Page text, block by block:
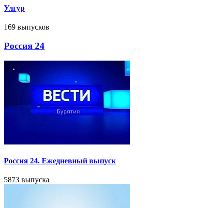
Улгур
169 выпусков
Россия 24
Россия 24. Ежедневный выпуск
5873 выпуска